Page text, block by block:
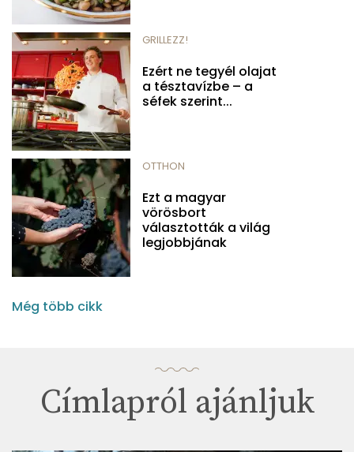
GRILLEZZ!
Ezért ne tegyél olajat
a tésztavízbe – a
séfek szerint...
OTTHON
Ezt a magyar
vörösbort
választották a világ
legjobbjának
Még több cikk
Címlapról ajánljuk